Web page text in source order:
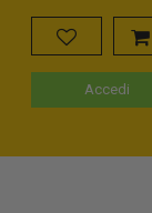
Accedi